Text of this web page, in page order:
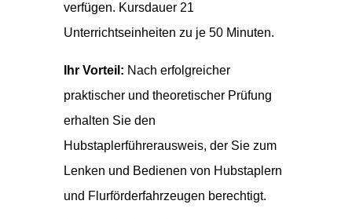
verfügen. Kursdauer 21
Unterrichtseinheiten zu je 50 Minuten.
Ihr Vorteil: Nach erfolgreicher
praktischer und theoretischer Prüfung
erhalten Sie den
Hubstaplerführerausweis, der Sie zum
Lenken und Bedienen von Hubstaplern
und Flurförderfahrzeugen berechtigt.